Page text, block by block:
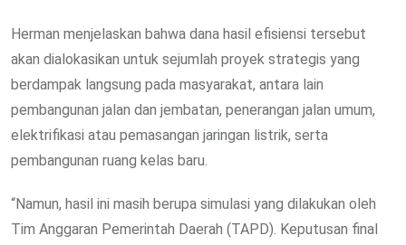
Herman menjelaskan bahwa dana hasil efisiensi tersebut
akan dialokasikan untuk sejumlah proyek strategis yang
berdampak langsung pada masyarakat, antara lain
pembangunan jalan dan jembatan, penerangan jalan umum,
elektrifikasi atau pemasangan jaringan listrik, serta
pembangunan ruang kelas baru.
“Namun, hasil ini masih berupa simulasi yang dilakukan oleh
Tim Anggaran Pemerintah Daerah (TAPD). Keputusan final